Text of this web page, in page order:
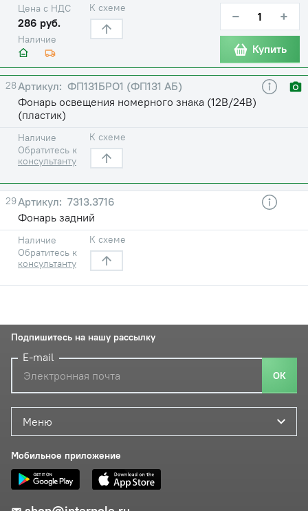
Наличие
Цена с НДС
286 руб.
К схеме − +
Купить
28
ФП131БРО1 (ФП131 АБ)
Фонарь освещения номерного знака (12В/24В)
(пластик)
Наличие
Обратитесь к
консультанту
К схеме
29
7313.3716
Фонарь задний
Наличие
Обратитесь к
консультанту
К схеме
Меню
Мобильное приложение
Подпишитесь на нашу рассылку
E-mail
ОК